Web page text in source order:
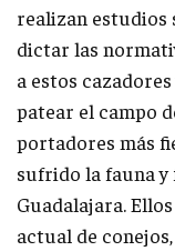
realizan estudios
dictar las
a estos
patear el campo
portadores más
sufrido la fauna y
Guadalajara.
actual de